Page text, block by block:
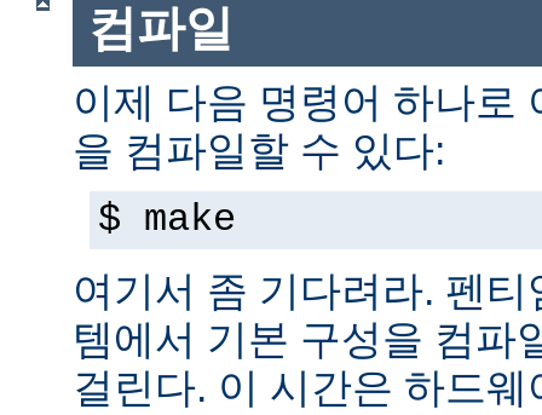
컴파일
이제 다음 명령어 하나로
을 컴파일할 수 있다:
$ make
여기서 좀 기다려라. 펜
템에서 기본 구성을 컴파
걸린다. 이 시간은 하드